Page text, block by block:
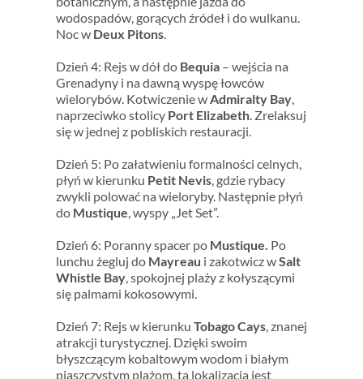
wodospadów, gorących źródeł i do wulkanu.
Noc w Deux Pitons.
Dzień 4: Rejs w dół do Bequia– wejścia na
Grenadyny i na dawną wyspę łowców
wielorybów. Kotwiczenie wAdmiralty Bay,
naprzeciwko stolicy Port Elizabeth. Zrelaksuj
się w jednej z pobliskich restauracji.
Dzień 5: Po załatwieniu formalności celnych,
płyń w kierunku Petit Nevis, gdzie rybacy
zwykli polować na wieloryby. Następnie płyń
do Mustique, wyspy „Jet Set”.
Dzień 6: Poranny spacer po Mustique. Po
lunchu żegluj do Mayreau i zakotwicz wSalt
Whistle Bay, spokojnej plaży z kołyszącymi
się palmami kokosowymi.
Dzień 7: Rejs w kierunku Tobago Cays, znanej
atrakcji turystycznej. Dzięki swoim
błyszczącym kobaltowym wodom i białym
piaszczystym plażom, ta lokalizacja jest